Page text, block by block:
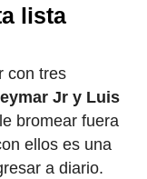
lista
con tres
Jr y Luis
bromear fuera
ellos es una
a diario.